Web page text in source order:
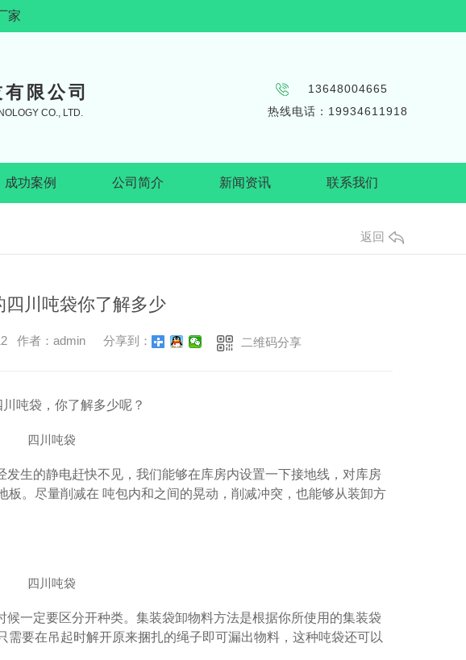
家
限公司
CO., LTD.
13648004665
热线电话：19934611918
四川1008WQ网状轻型塑料托盘
四川塑料托盘-1010网状九脚系列
成功案例 公司简介 新闻资讯
行业资讯
联系我们
返回
四川吨袋你了解多少
作者：admin 分享到： 二维码分享
吨袋，你了解多少呢？
生的静电赶快不见，我们能够在库房内设置一下接地线，对库房
。尽量削减在 吨包内和之间的晃动，削减冲突，也能够从装卸方
一定要区分开种类。集装袋卸物料方法是根据你所使用的集装袋
要在吊起时解开原来捆扎的绳子即可漏出物料，这种吨袋还可以